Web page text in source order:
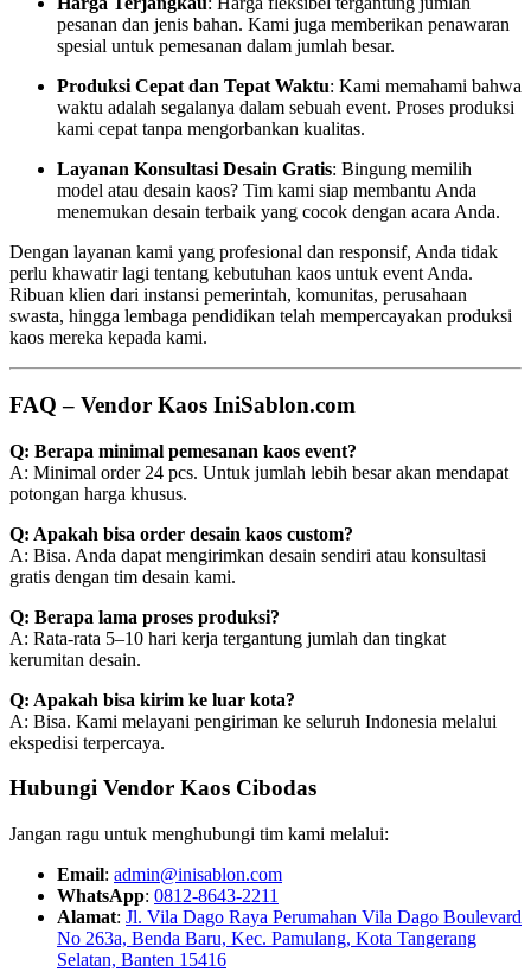
pesanan dan jenis bahan. Kami juga memberikan penawaran
spesial untuk pemesanan dalam jumlah besar.
Produksi Cepat dan Tepat Waktu: Kami memahami bahwa
waktu adalah segalanya dalam sebuah event. Proses produksi
kami cepat tanpa mengorbankan kualitas.
Layanan Konsultasi Desain Gratis: Bingung memilih
model atau desain kaos? Tim kami siap membantu Anda
menemukan desain terbaik yang cocok dengan acara Anda.
Dengan layanan kami yang profesional dan responsif, Anda tidak
perlu khawatir lagi tentang kebutuhan kaos untuk event Anda.
Ribuan klien dari instansi pemerintah, komunitas, perusahaan
swasta, hingga lembaga pendidikan telah mempercayakan produksi
kaos mereka kepada kami.
FAQ – Vendor Kaos IniSablon.com
Q: Berapa minimal pemesanan kaos event?
A: Minimal order 24 pcs. Untuk jumlah lebih besar akan mendapat
potongan harga khusus.
Q: Apakah bisa order desain kaos custom?
A: Bisa. Anda dapat mengirimkan desain sendiri atau konsultasi
gratis dengan tim desain kami.
Q: Berapa lama proses produksi?
A: Rata-rata 5–10 hari kerja tergantung jumlah dan tingkat
kerumitan desain.
Q: Apakah bisa kirim ke luar kota?
A: Bisa. Kami melayani pengiriman ke seluruh Indonesia melalui
ekspedisi terpercaya.
Hubungi Vendor Kaos Cibodas
Jangan ragu untuk menghubungi tim kami melalui:
Email: admin@inisablon.com
WhatsApp: 0812-8643-2211
Alamat: Jl. Vila Dago Raya Perumahan Vila Dago Boulevard
No 263a, Benda Baru, Kec. Pamulang, Kota Tangerang
Selatan, Banten 15416